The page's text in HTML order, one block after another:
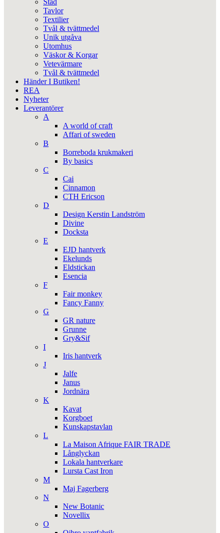
Städ
Tavlor
Textilier
Tvål & tvättmedel
Unik utgåva
Utomhus
Väskor & Korgar
Vetevärmare
Tvål & tvättmedel
Händer I Butiken!
REA
Nyheter
Leverantörer
A
A world of craft
Affari of sweden
B
Borreboda krukmakeri
By basics
C
Cai
Cinnamon
CTH Ericson
D
Design Kerstin Landström
Divine
Docksta
E
EJD hantverk
Ekelunds
Eldstickan
Esencia
F
Fair monkey
Fancy Fanny
G
GR nature
Grunne
Gry&Sif
I
Iris hantverk
J
Jalfe
Janus
Jordnära
K
Kavat
Korgboet
Kunskapstavlan
L
La Maison Afrique FAIR TRADE
Långlyckan
Lokala hantverkare
Lursta Cast Iron
M
Maj Fagerberg
N
New Botanic
Novellix
O